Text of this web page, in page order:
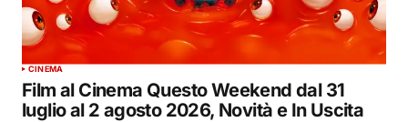
CINEMA
Film al Cinema Questo Weekend dal 31
luglio al 2 agosto 2026, Novità e In Uscita